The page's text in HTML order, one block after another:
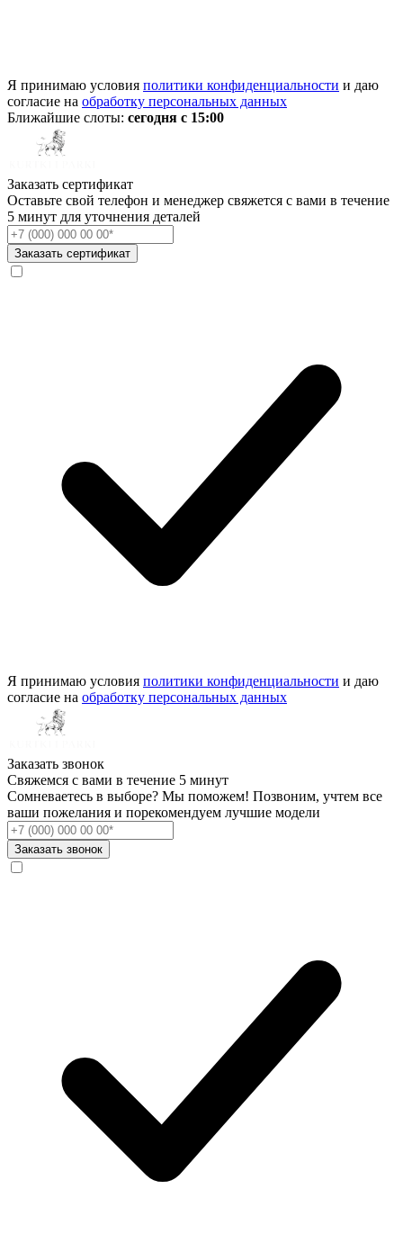
Я принимаю условия политики конфиденциальности и даю
согласие на обработку персональных данных
Ближайшие слоты: сегодня с 15:00
Заказать сертификат
Оставьте свой телефон и менеджер свяжется с вами в течение
5 минут для уточнения деталей
Я принимаю условия политики конфиденциальности и даю
согласие на обработку персональных данных
Заказать звонок
Свяжемся с вами в течение 5 минут
Сомневаетесь в выборе? Мы поможем! Позвоним, учтем все
ваши пожелания и порекомендуем лучшие модели